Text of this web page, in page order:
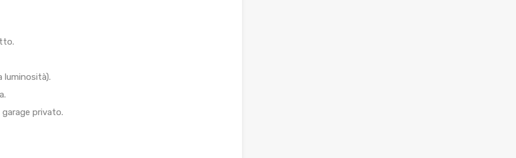
luminosità).
privato.